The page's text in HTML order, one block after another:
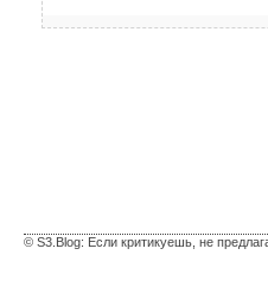
© S3.Blog: Если критикуешь, не